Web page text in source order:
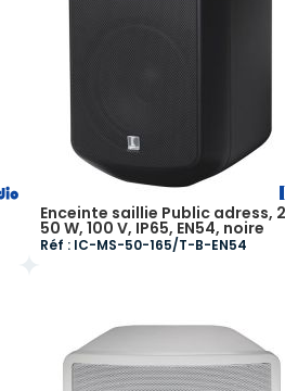
Enceinte saillie Public adress,
50 W, 100 V, IP65, EN54, noire
Réf : IC-MS-50-165/T-B-EN54